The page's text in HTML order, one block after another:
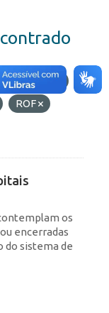
HTML
ROF
os
encerradas
do sistema de